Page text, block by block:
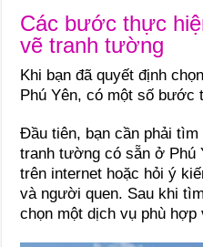
Các bước thực
vẽ tranh tường
Khi bạn đã quyết định
Phú Yên, có một số bước
Đầu tiên, bạn cần phải
tranh tường có sẵn ở Phú
trên internet hoặc hỏi ý
và người quen. Sau khi
chọn một dịch vụ phù